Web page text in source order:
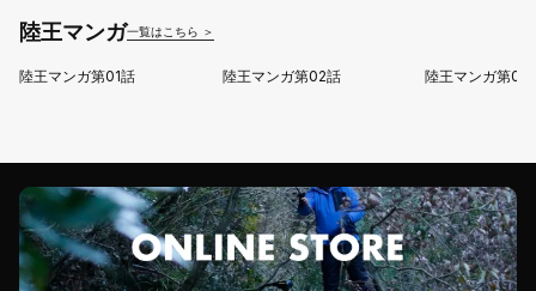
陸王マンガ一覧はこちら ＞
陸王マンガ第01話 陸王マンガ第02話 陸王マンガ第03